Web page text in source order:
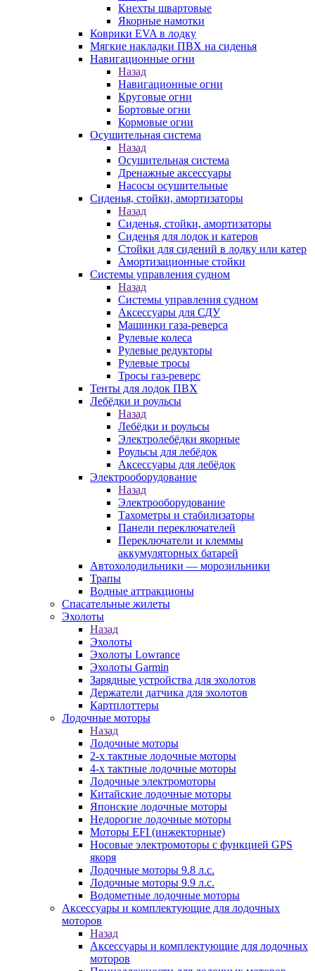
Кнехты швартовые
Якорные намотки
Коврики EVA в лодку
Мягкие накладки ПВХ на сиденья
Навигационные огни
Назад
Навигационные огни
Круговые огни
Бортовые огни
Кормовые огни
Осушительная система
Назад
Осушительная система
Дренажные аксессуары
Насосы осушительные
Сиденья, стойки, амортизаторы
Назад
Сиденья, стойки, амортизаторы
Сиденья для лодок и катеров
Стойки для сидений в лодку или катер
Амортизационные стойки
Системы управления судном
Назад
Системы управления судном
Аксессуары для СДУ
Машинки газа-реверса
Рулевые колеса
Рулевые редукторы
Рулевые тросы
Тросы газ-реверс
Тенты для лодок ПВХ
Лебёдки и роульсы
Назад
Лебёдки и роульсы
Электролебёдки якорные
Роульсы для лебёдок
Аксессуары для лебёдок
Электрооборудование
Назад
Электрооборудование
Тахометры и стабилизаторы
Панели переключателей
Переключатели и клеммы
аккумуляторных батарей
Автохолодильники — морозильники
Трапы
Водные аттракционы
Спасательные жилеты
Эхолоты
Назад
Эхолоты
Эхолоты Lowrance
Эхолоты Garmin
Зарядные устройства для эхолотов
Держатели датчика для эхолотов
Картплоттеры
Лодочные моторы
Назад
Лодочные моторы
2-х тактные лодочные моторы
4-х тактные лодочные моторы
Лодочные электромоторы
Китайские лодочные моторы
Японские лодочные моторы
Недорогие лодочные моторы
Моторы EFI (инжекторные)
Носовые электромоторы с функцией GPS
якоря
Лодочные моторы 9.8 л.с.
Лодочные моторы 9.9 л.с.
Водометные лодочные моторы
Аксессуары и комплектующие для лодочных
моторов
Назад
Аксессуары и комплектующие для лодочных
моторов